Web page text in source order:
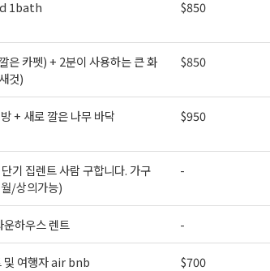
1bath $850
은 카펫) + 2분이 사용하는 큰 화
것)
$850
+ 새로 깔은 나무 바닥 $950
기 집렌트 사람 구합니다. 가구
/상의가능)
-
하우스 렌트 -
및 여행자 air bnb $700